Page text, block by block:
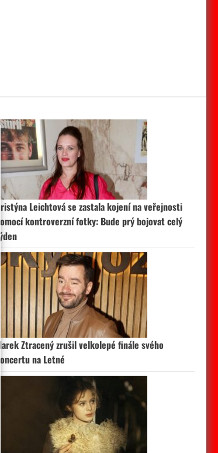
Kristýna Leichtová se zastala kojení na veřejnosti
pomocí kontroverzní fotky: Bude prý bojovat celý
týden
Marek Ztracený zrušil velkolepé finále svého
koncertu na Letné